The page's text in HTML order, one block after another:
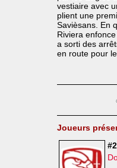
vestiaire avec
plient une
Savièsans. En
Riviera
a sorti des
en route pour
Joueurs